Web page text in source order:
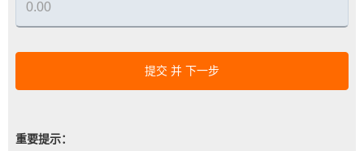
提交 并 下一步
重要提示：